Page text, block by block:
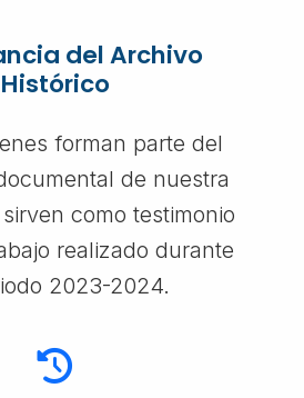
del Archivo
Histórico
forman parte del
de nuestra
como testimonio
realizado durante
2023-2024.